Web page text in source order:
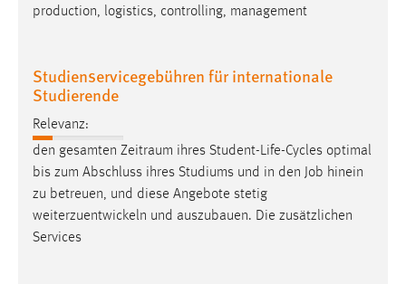
production, logistics, controlling, management
Studienservicegebühren für internationale
Studierende
Relevanz:
den gesamten Zeitraum ihres Student-Life-Cycles optimal
bis zum Abschluss ihres Studiums und in den Job hinein
zu betreuen, und diese Angebote stetig
weiterzuentwickeln und auszubauen. Die zusätzlichen
Services